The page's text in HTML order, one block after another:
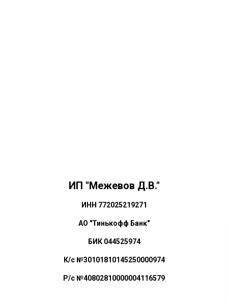
ИП "Межевов Д.В."
ИНН 772025219271
АО "Тинькофф Банк"
БИК 044525974
К/с №30101810145250000974
Р/с №40802810000004116579